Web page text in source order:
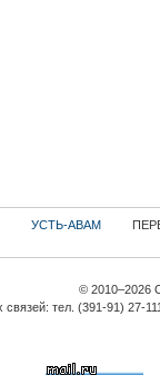
УСТЬ-АВАМ
© 2010–2026
тел. (391-91) 27-